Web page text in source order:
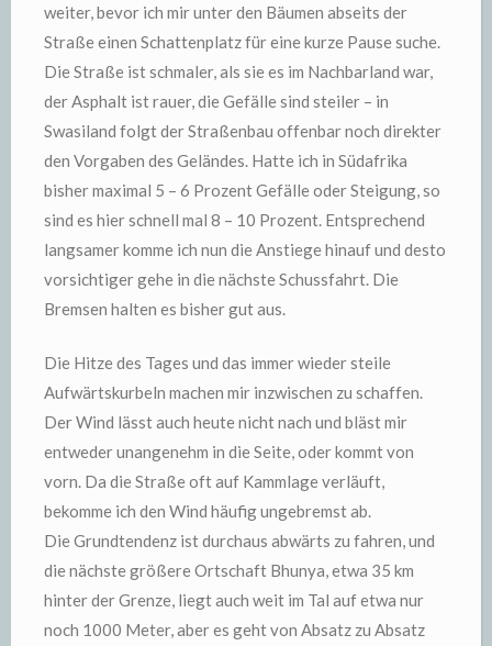
weiter, bevor ich mir unter den Bäumen abseits der
Straße einen Schattenplatz für eine kurze Pause suche.
Die Straße ist schmaler, als sie es im Nachbarland war,
der Asphalt ist rauer, die Gefälle sind steiler – in
Swasiland folgt der Straßenbau offenbar noch direkter
den Vorgaben des Geländes. Hatte ich in Südafrika
bisher maximal 5 – 6 Prozent Gefälle oder Steigung, so
sind es hier schnell mal 8 – 10 Prozent. Entsprechend
langsamer komme ich nun die Anstiege hinauf und desto
vorsichtiger gehe in die nächste Schussfahrt. Die
Bremsen halten es bisher gut aus.
Die Hitze des Tages und das immer wieder steile
Aufwärtskurbeln machen mir inzwischen zu schaffen.
Der Wind lässt auch heute nicht nach und bläst mir
entweder unangenehm in die Seite, oder kommt von
vorn. Da die Straße oft auf Kammlage verläuft,
bekomme ich den Wind häufig ungebremst ab.
Die Grundtendenz ist durchaus abwärts zu fahren, und
die nächste größere Ortschaft Bhunya, etwa 35 km
hinter der Grenze, liegt auch weit im Tal auf etwa nur
noch 1000 Meter, aber es geht von Absatz zu Absatz